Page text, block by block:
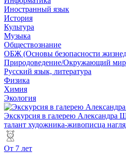
Иностранный язык
История
Культура
Музыка
Обществознание
ОБЖ (Основы безопасности
Природоведение/Окружающий мир
Русский язык, литература
Физика
Химия
Экология
Экскурсия в галерею Александра
талант художника-живописца
От 7 лет